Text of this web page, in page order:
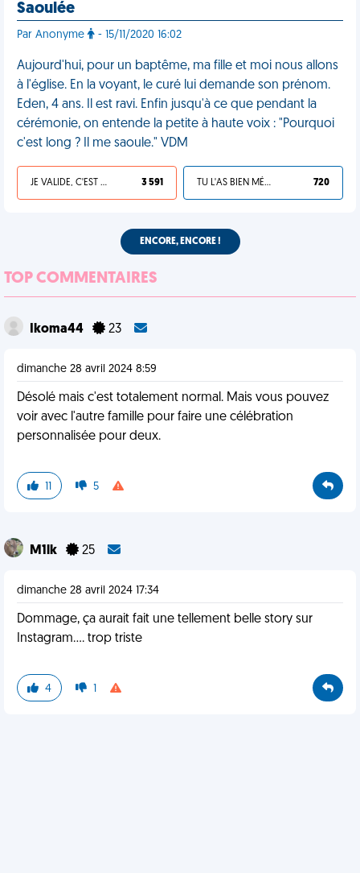
Saoulée
Par Anonyme - 15/11/2020 16:02
Aujourd'hui, pour un baptême, ma fille et moi nous allons
à l'église. En la voyant, le curé lui demande son prénom.
Eden, 4 ans. Il est ravi. Enfin jusqu'à ce que pendant la
cérémonie, on entende la petite à haute voix : "Pourquoi
c'est long ? Il me saoule." VDM
JE VALIDE, C'EST UNE VDM 3 591 TU L'AS BIEN MÉRITÉ 720
ENCORE, ENCORE !
TOP COMMENTAIRES
Ikoma44 23
dimanche 28 avril 2024 8:59
Désolé mais c'est totalement normal. Mais vous pouvez
voir avec l'autre famille pour faire une célébration
personnalisée pour deux.
11 5
M1lk 25
dimanche 28 avril 2024 17:34
Dommage, ça aurait fait une tellement belle story sur
Instagram.... trop triste
4 1